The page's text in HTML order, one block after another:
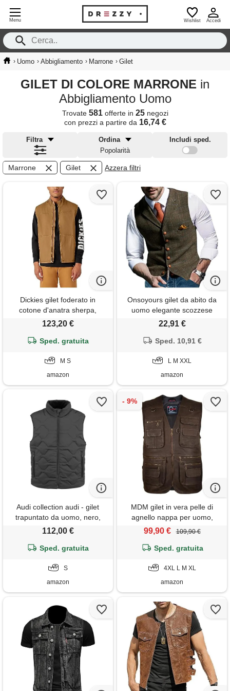
Menu Wishlist Accedi
› Uomo › Abbigliamento › Marrone › Gilet
GILET DI COLORE MARRONE in
Abbigliamento Uomo
Trovate 581offerte in 25negozi
con prezzi a partire da 16,74 €
Filtra
Ordina
Popolarità
Includi sped.
Marrone Gilet Azzera filtri
Dickies gilet foderato in
cotone d'anatra sherpa,
capispalla da lavoro uomo,
123,20 €
Sped. gratuita
M S
amazon
Onsoyours gilet da abito da
uomo elegante scozzese
tweed slim fit panciotto casual
per groomsmen da sposa a
22,91 €
Sped. 10,91 €
L M XXL
amazon
Audi collection audi - gilet
trapuntato da uomo, nero,
taglia s, 92% poliestere, 8%
moderno
112,00 €
Sped. gratuita
S
amazon
MDM gilet in vera pelle di
agnello nappa per uomo,
morbido e leggero, con molte
caccia e tempo libero (it,
marrone scamosciato)
99,90 € 109,90 €
Sped. gratuita
4XL L M XL
amazon